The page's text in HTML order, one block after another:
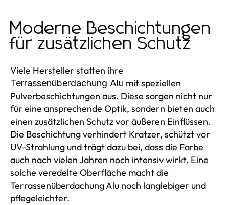
Moderne Beschichtungen
für zusätzlichen Schutz
Viele Hersteller statten ihre
Terrassenüberdachung Alu mit speziellen
Pulverbeschichtungen aus. Diese sorgen nicht nur
für eine ansprechende Optik, sondern bieten auch
einen zusätzlichen Schutz vor äußeren Einflüssen.
Die Beschichtung verhindert Kratzer, schützt vor
UV-Strahlung und trägt dazu bei, dass die Farbe
auch nach vielen Jahren noch intensiv wirkt. Eine
solche veredelte Oberfläche macht die
Terrassenüberdachung Alu noch langlebiger und
pflegeleichter.